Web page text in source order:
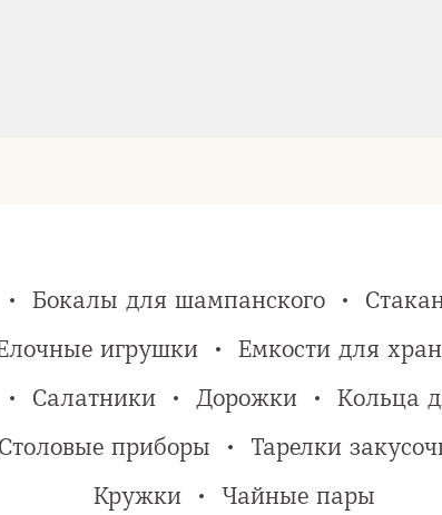
Бокалы для шампанского
игрушки Емкости для
Салатники Дорожки Кольца
Столовые приборы Тарелки
Кружки
Чайные пары